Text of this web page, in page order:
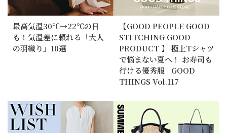
最高気温30℃→22℃の日
も！気温差に頼れる「大人
の羽織り」10選
【GOOD PEOPLE GOOD
STITCHING GOOD
PRODUCT 】 極上Tシャツ
で悩まない夏へ！ お寿司も
行ける優秀服 | GOOD
THINGS Vol.117